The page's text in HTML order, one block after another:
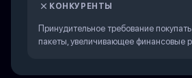
КОНКУРЕНТЫ
Принудительное требование
пакеты, увеличивающее финансовые